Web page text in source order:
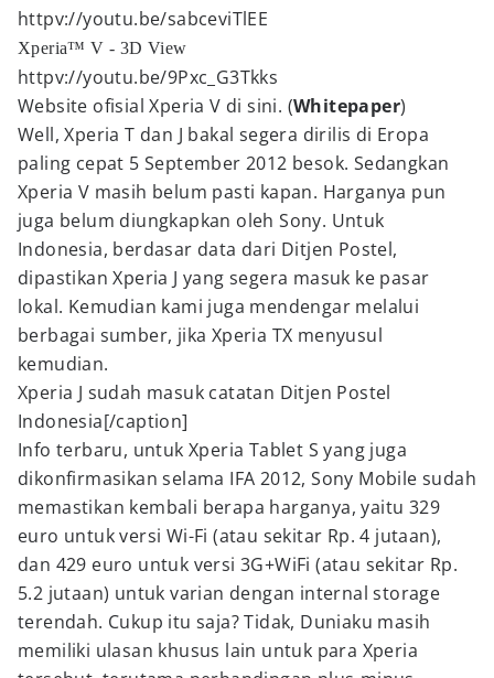
httpv://youtu.be/sabceviTlEE
Xperia™ V - 3D View
httpv://youtu.be/9Pxc_G3Tkks
Website ofisial Xperia V di sini. (Whitepaper)
Well, Xperia T dan J bakal segera dirilis di Eropa
paling cepat 5 September 2012 besok. Sedangkan
Xperia V masih belum pasti kapan. Harganya pun
juga belum diungkapkan oleh Sony. Untuk
Indonesia, berdasar data dari Ditjen Postel,
dipastikan Xperia J yang segera masuk ke pasar
lokal. Kemudian kami juga mendengar melalui
berbagai sumber, jika Xperia TX menyusul
kemudian.
Xperia J sudah masuk catatan Ditjen Postel
Indonesia[/caption]
Info terbaru, untuk Xperia Tablet S yang juga
dikonfirmasikan selama IFA 2012, Sony Mobile sudah
memastikan kembali berapa harganya, yaitu 329
euro untuk versi Wi-Fi (atau sekitar Rp. 4 jutaan),
dan 429 euro untuk versi 3G+WiFi (atau sekitar Rp.
5.2 jutaan) untuk varian dengan internal storage
terendah. Cukup itu saja? Tidak, Duniaku masih
memiliki ulasan khusus lain untuk para Xperia